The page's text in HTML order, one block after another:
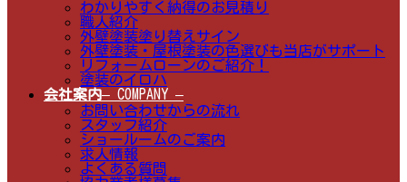
わかりやすく納得のお見積り
職人紹介
外壁塗装塗り替えサイン
外壁塗装・屋根塗装の色選びも当店がサポート
リフォームローンのご紹介！
塗装のイロハ
会社案内– COMPANY –
お問い合わせからの流れ
スタッフ紹介
ショールームのご案内
求人情報
よくある質問